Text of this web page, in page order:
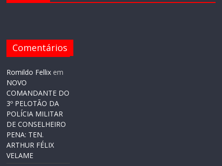
Comentários
Romildo Fellix em
NOVO
COMANDANTE DO
3º PELOTÃO DA
POLÍCIA MILITAR
DE CONSELHEIRO
PENA: TEN.
ARTHUR FÉLIX
VELAME